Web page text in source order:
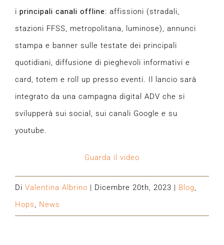
i principali canali offline: affissioni (stradali,
stazioni FFSS, metropolitana, luminose), annunci
stampa e banner sulle testate dei principali
quotidiani, diffusione di pieghevoli informativi e
card, totem e roll up presso eventi. Il lancio sarà
integrato da una campagna digital ADV che si
svilupperà sui social, sui canali Google e su
youtube.
Guarda il video
Di Valentina Albrino | Dicembre 20th, 2023 | Blog,
Hops, News